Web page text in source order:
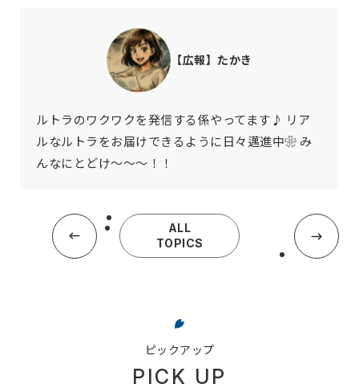
【広報】たかき
ルトラのワクワクを発信する係やってます♪ リア
ルなルトラをお届けできるように日々邁進中❀ み
んなにとどけ～～～！！
ALL
TOPICS
ピックアップ
PICK UP